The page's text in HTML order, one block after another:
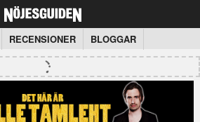
RECENSIONER BLOGGAR